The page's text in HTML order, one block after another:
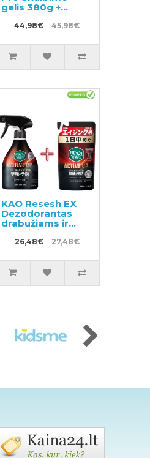
gelis 380g +
užpildas 1070g
44,98€ 45,98€
KAO Resesh EX
Dezodorantas
drabužiams ir
skalbiniams
350ml + užpildas
26,48€ 27,48€